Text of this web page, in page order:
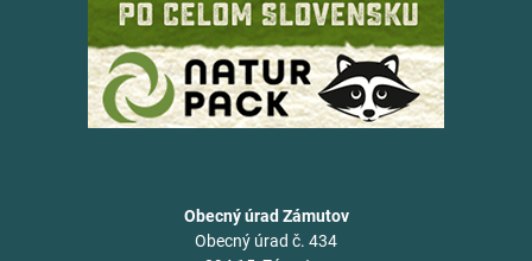
Obecný úrad Zámutov
Obecný úrad č. 434